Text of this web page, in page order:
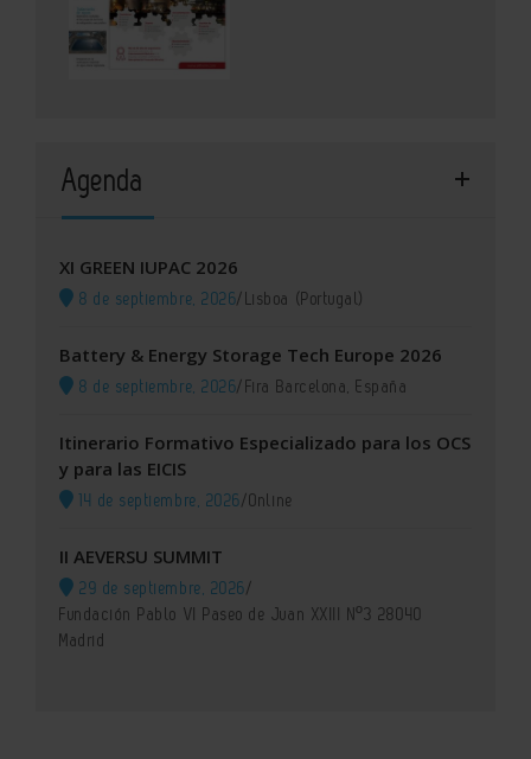
Agenda
XI GREEN IUPAC 2026
8 de septiembre, 2026/Lisboa (Portugal)
Battery & Energy Storage Tech Europe 2026
8 de septiembre, 2026/Fira Barcelona, España
Itinerario Formativo Especializado para los OCS
y para las EICIS
14 de septiembre, 2026/Online
II AEVERSU SUMMIT
29 de septiembre, 2026/
Fundación Pablo VI Paseo de Juan XXIII Nº3 28040
Madrid